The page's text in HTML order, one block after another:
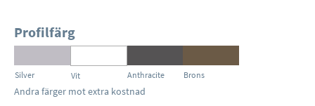
Profilfärg
Silver Vit Anthracite Brons
Andra färger mot extra kostnad